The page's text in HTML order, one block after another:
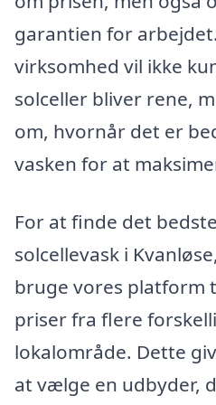
garantien for
virksomhed vil ikke
solceller bliver rene,
om, hvornår det er
vasken for at
For at finde det
solcellevask i
bruge vores platform
priser fra flere
lokalområde. Dette
at vælge en udbyder,